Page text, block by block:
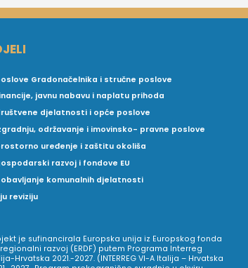
Gradonačelnika i stručne poslove
javnu nabavu i naplatu prihoda
djelatnosti i opće poslove
održavanje i imovinsko- pravne poslove
uređenje i zaštitu okoliša
razvoj i fondove EU
komunalnih djelatnosti
reviziju
je sufinancirala Europska unija iz Europskog fonda
razvoj (ERDF) putem Programa Interreg
Hrvatska 2021.-2027. (INTERREG VI-A Italija – Hrvatska